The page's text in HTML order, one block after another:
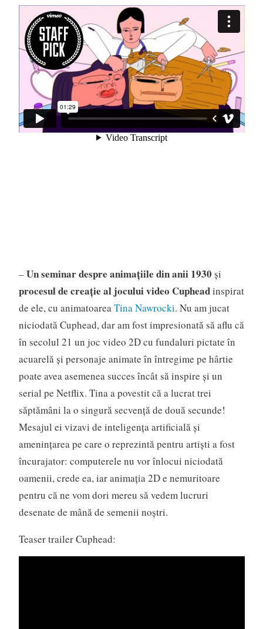
–Un seminar despre animațiile din anii 1930 și
procesul de creație al jocului video Cupheadinspirat
de ele, cu animatoareaTina Nawrocki. Nu am jucat
niciodată Cuphead, dar am fost impresionată să aflu că
în secolul 21 un joc video 2D cu fundaluri pictate în
acuarelă și personaje animate în întregime pe hârtie
poate avea asemenea succes încât să inspire și un
serial pe Netflix. Tina a povestit că a lucrat trei
săptămâni la o singură secvență de două secunde!
Mesajul ei vizavi de inteligența artificială și
amenințarea pe care o reprezintă pentru artiști a fost
încurajator: computerele nu vor înlocui niciodată
oamenii, crede ea, iar animația 2D e nemuritoare
pentru că ne vom dori mereu să vedem lucruri
desenate de mână de semenii noștri.
Teaser trailer Cuphead: